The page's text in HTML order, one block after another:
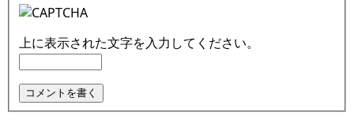
上に表示された文字を入力してください。